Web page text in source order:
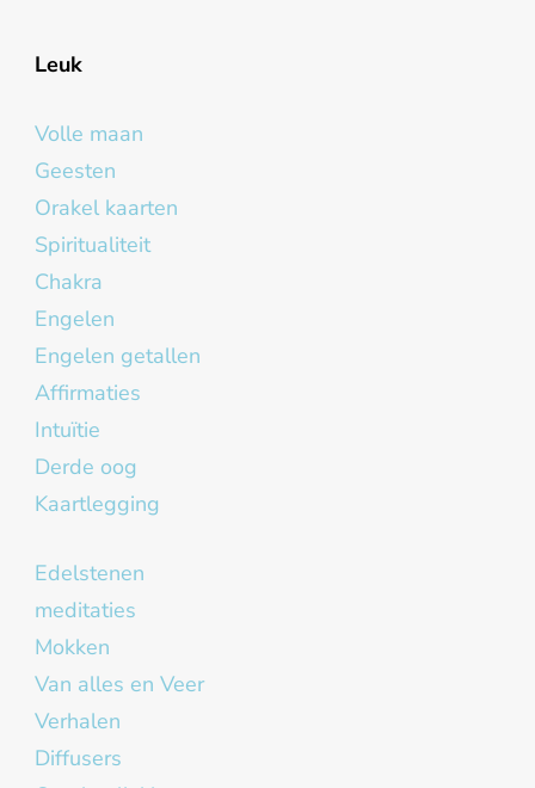
Leuk
Volle maan
Geesten
Orakel kaarten
Spiritualiteit
Chakra
Engelen
Engelen getallen
Affirmaties
Intuïtie
Derde oog
Kaartlegging
Edelstenen
meditaties
Mokken
Van alles en Veer
Verhalen
Diffusers